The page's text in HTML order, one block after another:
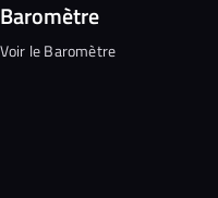
Baromètre
Voir le Baromètre